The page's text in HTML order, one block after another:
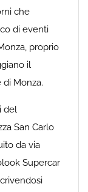
che
di eventi
proprio
il
Monza.
del
San Carlo
da via
Supercar